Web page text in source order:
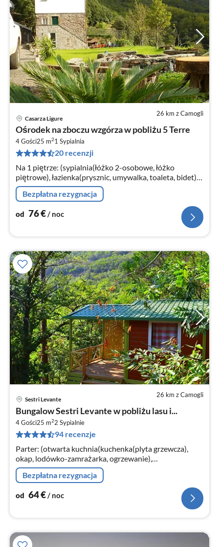
26 km z Camogli
Casarza Ligure
Ośrodek na zboczu wzgórza w pobliżu 5 Terre
4 Gości25 m21 Sypialnia
20 recenzji
Na 1 piętrze: (sypialnia(łóżko 2-osobowe, łóżko
piętrowe), łazienka(prysznic, umywalka, toaleta, bidet))
kuchnia(wspolny z innymi goscmi , dostepny od
zewnatrz)
Bezpłatna rezygnacja
od 76€/ noc
26 km z Camogli
Sestri Levante
Bungalow Sestri Levante w pobliżu lasu i...
4 Gości25 m22 Sypialnie
94 recenzje
Parter: (otwarta kuchnia(kuchenka(plyta grzewcza),
okap, lodówko-zamrażarka, ogrzewanie),
sypialnia(łóżko 1-osobowe), sypialnia(2-osobowe łóżko
typu king size)
Bezpłatna rezygnacja
od 64€ / noc